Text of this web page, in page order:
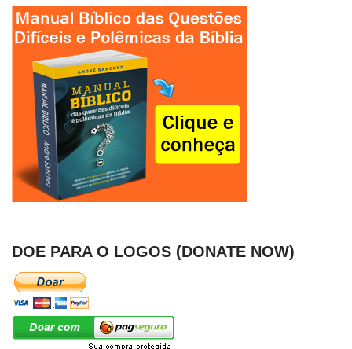
DOE PARA O LOGOS (DONATE NOW)